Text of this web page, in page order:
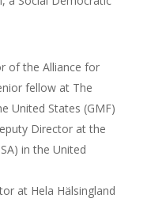
of the Alliance for
fellow at The
United States (GMF)
Director at the
in the United
at Hela Hälsingland